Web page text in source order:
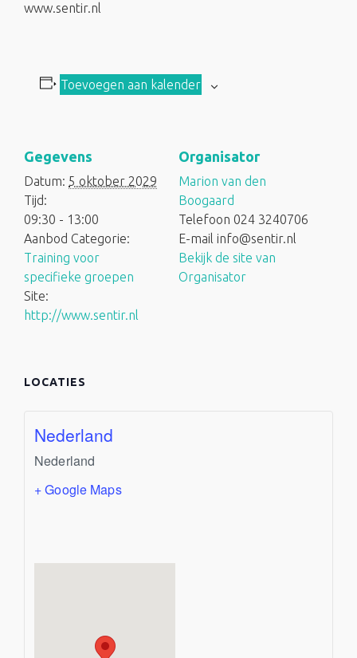
www.sentir.nl
Toevoegen aan kalender
Gegevens
Datum: 5 oktober 2029
Tijd:
09:30 - 13:00
Aanbod Categorie:
Training voor
specifieke groepen
Site:
http://www.sentir.nl
Organisator
Marion van den
Boogaard
Telefoon 024 3240706
E-mail info@sentir.nl
Bekijk de site van
Organisator
LOCATIES
Nederland
Nederland
+ Google Maps